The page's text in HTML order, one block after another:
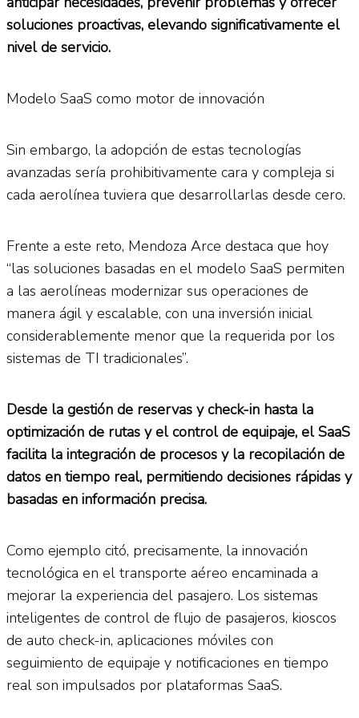
soluciones proactivas, elevando significativamente el
nivel de servicio.
Modelo SaaS como motor de innovación
Sin embargo, la adopción de estas tecnologías
avanzadas sería prohibitivamente cara y compleja si
cada aerolínea tuviera que desarrollarlas desde cero.
Frente a este reto, Mendoza Arce destaca que hoy
“las soluciones basadas en el modelo SaaS permiten
a las aerolíneas modernizar sus operaciones de
manera ágil y escalable, con una inversión inicial
considerablemente menor que la requerida por los
sistemas de TI tradicionales”.
Desde la gestión de reservas y check-in hasta la
optimización de rutas y el control de equipaje, el SaaS
facilita la integración de procesos y la recopilación de
datos en tiempo real, permitiendo decisiones rápidas y
basadas en información precisa.
Como ejemplo citó, precisamente, la innovación
tecnológica en el transporte aéreo encaminada a
mejorar la experiencia del pasajero. Los sistemas
inteligentes de control de flujo de pasajeros, kioscos
de auto check-in, aplicaciones móviles con
seguimiento de equipaje y notificaciones en tiempo
real son impulsados por plataformas SaaS.